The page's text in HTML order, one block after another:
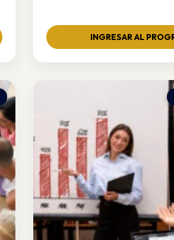
INGRESAR AL